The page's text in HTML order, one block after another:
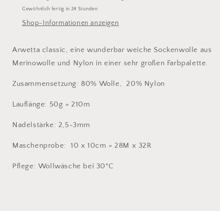
Gewöhnlich fertig in 24 Stunden
Shop-Informationen anzeigen
Arwetta classic, eine wunderbar weiche Sockenwolle aus
Merinowolle und Nylon in einer sehr großen Farbpalette.
Zusammensetzung: 80% Wolle, 20% Nylon
Lauflänge: 50g = 210m
Nadelstärke: 2,5-3mm
Maschenprobe: 10 x 10cm = 28M x 32R
Pflege: Wollwäsche bei 30°C